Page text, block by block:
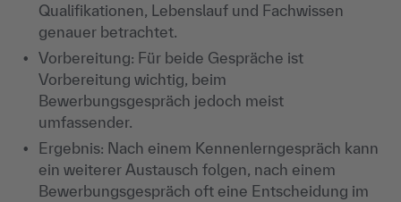
Qualifikationen, Lebenslauf und Fachwissen
genauer betrachtet.
Vorbereitung: Für beide Gespräche ist
Vorbereitung wichtig, beim
Bewerbungsgespräch jedoch meist
umfassender.
Ergebnis: Nach einem Kennenlerngespräch kann
ein weiterer Austausch folgen, nach einem
Bewerbungsgespräch oft eine Entscheidung im